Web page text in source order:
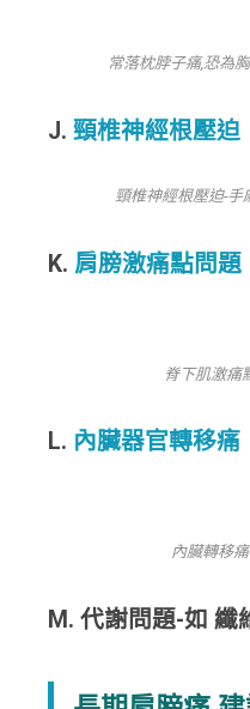
常落枕脖子痛,恐為
J. 頸椎神經根壓迫
頸椎神經根壓迫-手
K. 肩膀激痛點問題
脊下肌激痛
L. 內臟器官轉移痛
內臟轉移痛
M. 代謝問題-如 纖